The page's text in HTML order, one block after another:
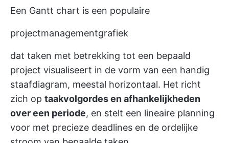
Een Gantt chart is een populaire
projectmanagementgrafiek
dat taken met betrekking tot een bepaald
project visualiseert in de vorm van een handig
staafdiagram, meestal horizontaal. Het richt
zich op taakvolgordes en afhankelijkheden
over een periode, en stelt een lineaire planning
voor met precieze deadlines en de ordelijke